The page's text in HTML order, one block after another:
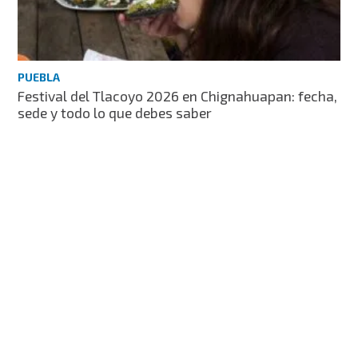
PUEBLA
Festival del Tlacoyo 2026 en Chignahuapan: fecha,
sede y todo lo que debes saber